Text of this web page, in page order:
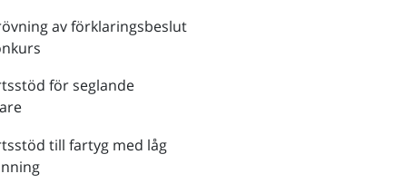
av förklaringsbeslut
för seglande
till fartyg med låg